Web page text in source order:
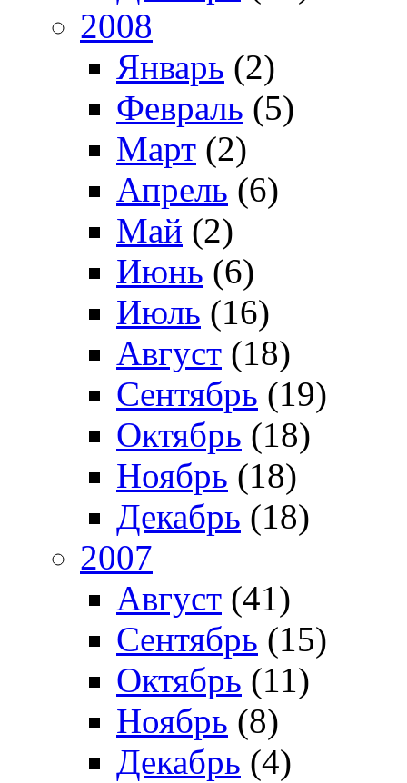
2008
Январь (2)
Февраль (5)
Март (2)
Апрель (6)
Май (2)
Июнь (6)
Июль (16)
Август (18)
Сентябрь (19)
Октябрь (18)
Ноябрь (18)
Декабрь (18)
2007
Август (41)
Сентябрь (15)
Октябрь (11)
Ноябрь (8)
Декабрь (4)